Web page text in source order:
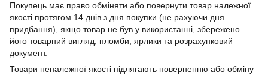
Покупець має право обміняти або повернути товар належної
якості протягом 14 днів з дня покупки (не рахуючи дня
придбання), якщо товар не був у використанні, збережено
його товарний вигляд, пломби, ярлики та розрахунковий
документ.
Товари неналежної якості підлягають поверненню або обміну